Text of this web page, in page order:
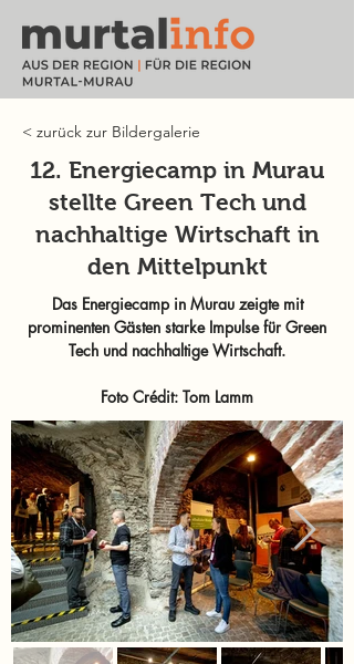
< zurück zur Bildergalerie
12. Energiecamp in Murau
stellte Green Tech und
nachhaltige Wirtschaft in
den Mittelpunkt
Das Energiecamp in Murau zeigte mit
prominenten Gästen starke Impulse für Green
Tech und nachhaltige Wirtschaft.
Foto Crédit: Tom Lamm